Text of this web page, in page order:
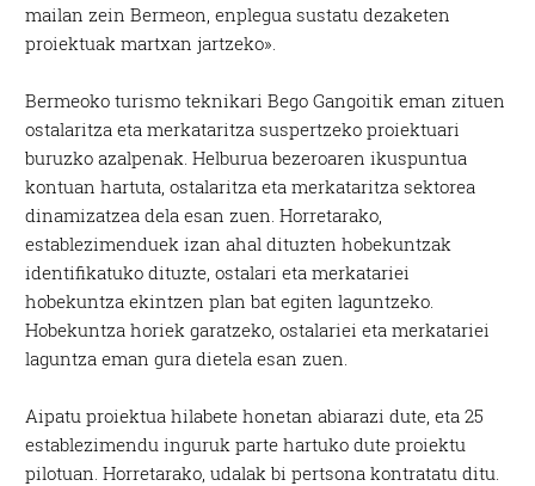
mailan zein Bermeon, enplegua sustatu dezaketen
proiektuak martxan jartzeko».
Bermeoko turismo teknikari Bego Gangoitik eman zituen
ostalaritza eta merkataritza suspertzeko proiektuari
buruzko azalpenak. Helburua bezeroaren ikuspuntua
kontuan hartuta, ostalaritza eta merkataritza sektorea
dinamizatzea dela esan zuen. Horretarako,
establezimenduek izan ahal dituzten hobekuntzak
identifikatuko dituzte, ostalari eta merkatariei
hobekuntza ekintzen plan bat egiten laguntzeko.
Hobekuntza horiek garatzeko, ostalariei eta merkatariei
laguntza eman gura dietela esan zuen.
Aipatu proiektua hilabete honetan abiarazi dute, eta 25
establezimendu inguruk parte hartuko dute proiektu
pilotuan. Horretarako, udalak bi pertsona kontratatu ditu.